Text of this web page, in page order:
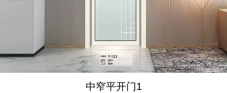
中窄平开门1